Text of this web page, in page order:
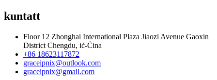
kuntatt
Floor 12 Zhonghai International Plaza Jiaozi Avenue Gaoxin
District Chengdu, iċ-Ċina
+86 18623117872
graceipnix@outlook.com
graceipnix@gmail.com